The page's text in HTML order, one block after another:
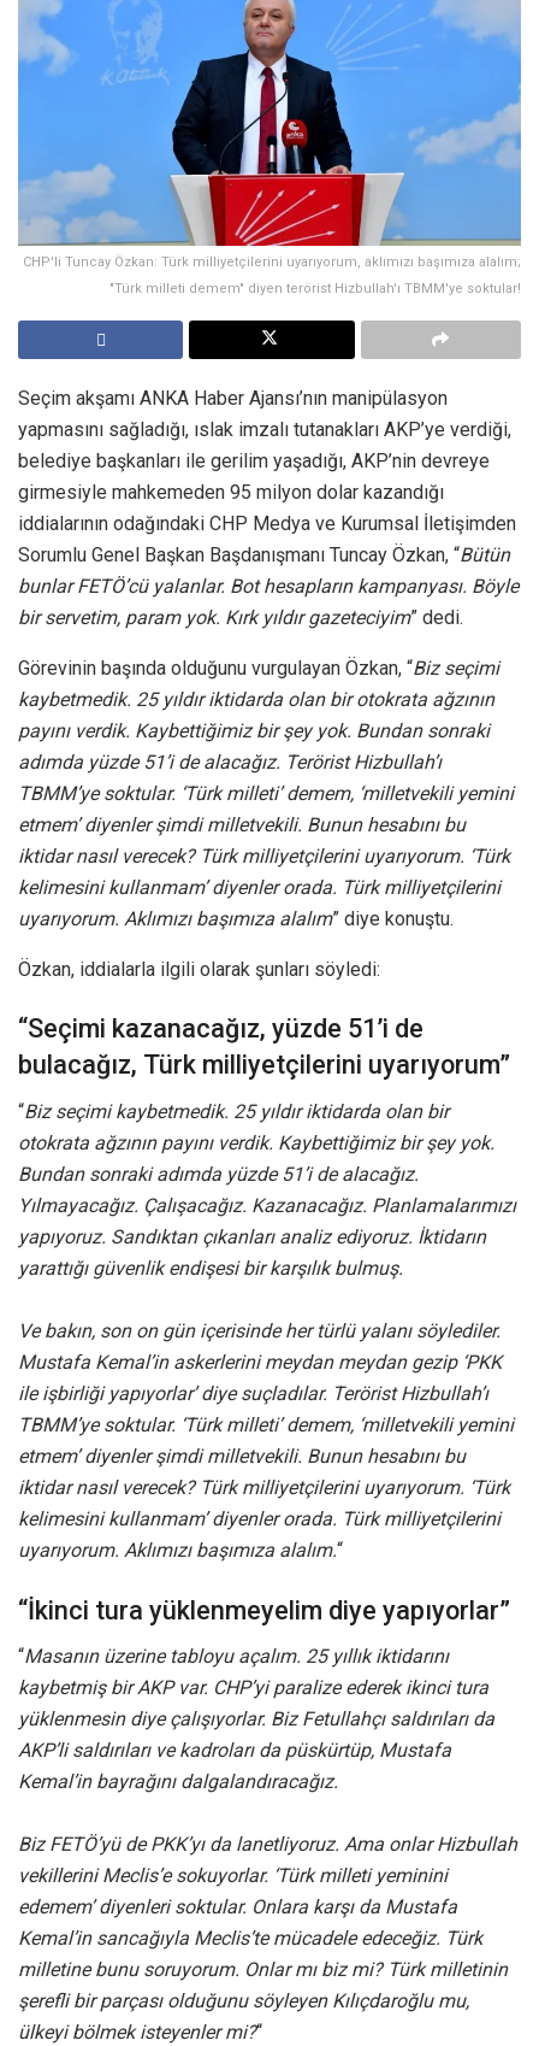
CHP'li Tuncay Özkan: Türk milliyetçilerini uyarıyorum, aklımızı başımıza alalım;
"Türk milleti demem" diyen terörist Hizbullah'ı TBMM'ye soktular!
Seçim akşamı ANKA Haber Ajansı’nın manipülasyon
yapmasını sağladığı, ıslak imzalı tutanakları AKP’ye verdiği,
belediye başkanları ile gerilim yaşadığı, AKP’nin devreye
girmesiyle mahkemeden 95 milyon dolar kazandığı
iddialarının odağındaki CHP Medya ve Kurumsal İletişimden
Sorumlu Genel Başkan Başdanışmanı Tuncay Özkan, “Bütün
bunlar FETÖ’cü yalanlar. Bot hesapların kampanyası. Böyle
bir servetim, param yok. Kırk yıldır gazeteciyim” dedi.
Görevinin başında olduğunu vurgulayan Özkan, “Biz seçimi
kaybetmedik. 25 yıldır iktidarda olan bir otokrata ağzının
payını verdik. Kaybettiğimiz bir şey yok. Bundan sonraki
adımda yüzde 51’i de alacağız. Terörist Hizbullah’ı
TBMM’ye soktular. ‘Türk milleti’ demem, ‘milletvekili yemini
etmem’ diyenler şimdi milletvekili. Bunun hesabını bu
iktidar nasıl verecek? Türk milliyetçilerini uyarıyorum. ‘Türk
kelimesini kullanmam’ diyenler orada. Türk milliyetçilerini
uyarıyorum. Aklımızı başımıza alalım” diye konuştu.
Özkan, iddialarla ilgili olarak şunları söyledi:
“Seçimi kazanacağız, yüzde 51’i de
bulacağız, Türk milliyetçilerini uyarıyorum”
“Biz seçimi kaybetmedik. 25 yıldır iktidarda olan bir
otokrata ağzının payını verdik. Kaybettiğimiz bir şey yok.
Bundan sonraki adımda yüzde 51’i de alacağız.
Yılmayacağız. Çalışacağız. Kazanacağız. Planlamalarımızı
yapıyoruz. Sandıktan çıkanları analiz ediyoruz. İktidarın
yarattığı güvenlik endişesi bir karşılık bulmuş.
Ve bakın, son on gün içerisinde her türlü yalanı söylediler.
Mustafa Kemal’in askerlerini meydan meydan gezip ‘PKK
ile işbirliği yapıyorlar’ diye suçladılar. Terörist Hizbullah’ı
TBMM’ye soktular. ‘Türk milleti’ demem, ‘milletvekili yemini
etmem’ diyenler şimdi milletvekili. Bunun hesabını bu
iktidar nasıl verecek? Türk milliyetçilerini uyarıyorum. ‘Türk
kelimesini kullanmam’ diyenler orada. Türk milliyetçilerini
uyarıyorum. Aklımızı başımıza alalım.“
“İkinci tura yüklenmeyelim diye yapıyorlar”
“Masanın üzerine tabloyu açalım. 25 yıllık iktidarını
kaybetmiş bir AKP var. CHP’yi paralize ederek ikinci tura
yüklenmesin diye çalışıyorlar. Biz Fetullahçı saldırıları da
AKP’li saldırıları ve kadroları da püskürtüp, Mustafa
Kemal’in bayrağını dalgalandıracağız.
Biz FETÖ’yü de PKK’yı da lanetliyoruz. Ama onlar Hizbullah
vekillerini Meclis’e sokuyorlar. ‘Türk milleti yeminini
edemem’ diyenleri soktular. Onlara karşı da Mustafa
Kemal’in sancağıyla Meclis’te mücadele edeceğiz. Türk
milletine bunu soruyorum. Onlar mı biz mi? Türk milletinin
şerefli bir parçası olduğunu söyleyen Kılıçdaroğlu mu,
ülkeyi bölmek isteyenler mi?“